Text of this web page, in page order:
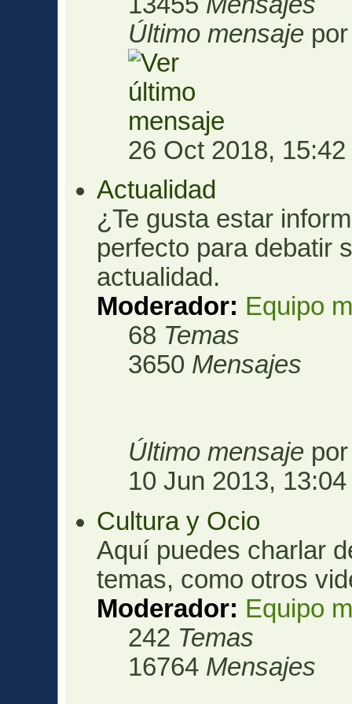
Último mensaje
26 Oct 2018, 15:42
Actualidad
¿Te gusta estar
perfecto para debatir
actualidad.
Moderador: Equipo
68 Temas
3650 Mensajes
Último mensaje
10 Jun 2013, 13:04
Cultura y Ocio
Aquí puedes charlar
temas, como otros
Moderador: Equipo
242 Temas
16764 Mensajes